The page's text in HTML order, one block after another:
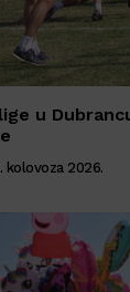
u
kolovoza 2026.